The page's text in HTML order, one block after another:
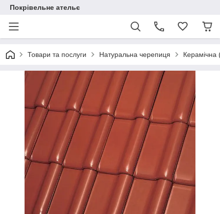
Покрівельне ательє
Товари та послуги Натуральна черепиця Керамічна